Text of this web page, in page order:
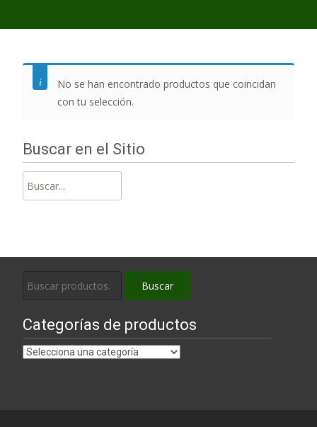
No se han encontrado productos que coincidan
con tu selección.
Buscar en el Sitio
Buscar:
Buscar
Buscar
Categorías de productos